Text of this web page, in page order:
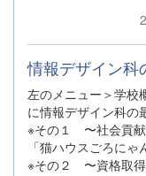
情報デザイン科
左のメニュー＞学校
に情報デザイン科の
※その１ 〜社会貢
「猫ハウスごろに
※その２ 〜資格取得